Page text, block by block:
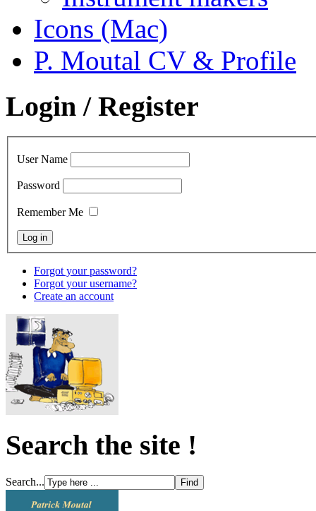
Icons (Mac)
P. Moutal CV & Profile
Login / Register
User Name
Password
Remember Me
Forgot your password?
Forgot your username?
Create an account
Search the site !
Search...